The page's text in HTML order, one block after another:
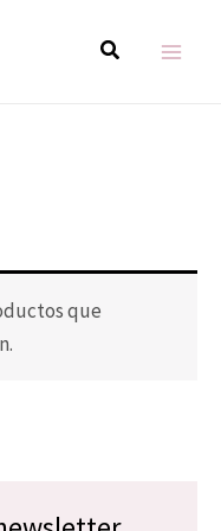
Buscar
que